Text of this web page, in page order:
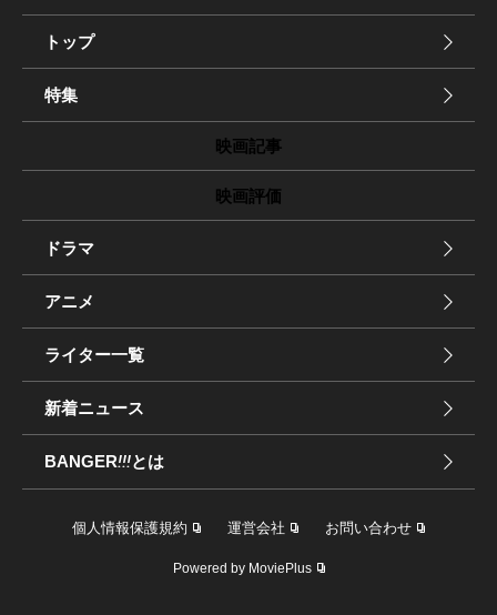
トップ
特集
映画記事
映画評価
ドラマ
アニメ
ライター一覧
新着ニュース
BANGER!!!とは
個人情報保護規約 運営会社 お問い合わせ
Powered by MoviePlus